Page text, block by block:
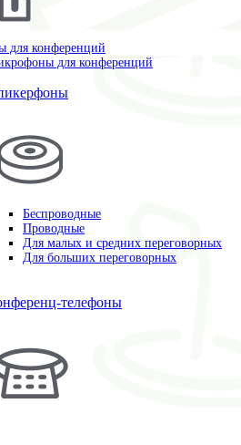
для конференций
для конференций
Беспроводные
Проводные
Для малых и средних переговорных
Для больших переговорных
телефоны